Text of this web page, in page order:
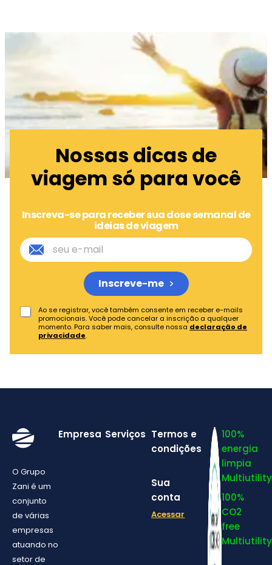
Nossas dicas de
viagem só para você
Inscreva-se para receber sua dose semanal de
ideias de viagem
Ao se registrar, você também consente em receber e-mails
promocionais. Você pode cancelar a inscrição a qualquer
momento. Para saber mais, consulte nossa declaração de
privacidade.
Inscreve-me
O Grupo
Zani é um
conjunto
de várias
empresas
atuando no
setor de
Empresa Serviços Termos e
condições
Sua
conta
Acessar
100%
energia
limpia
Multiutility
100%
CO2
free
Multiutility